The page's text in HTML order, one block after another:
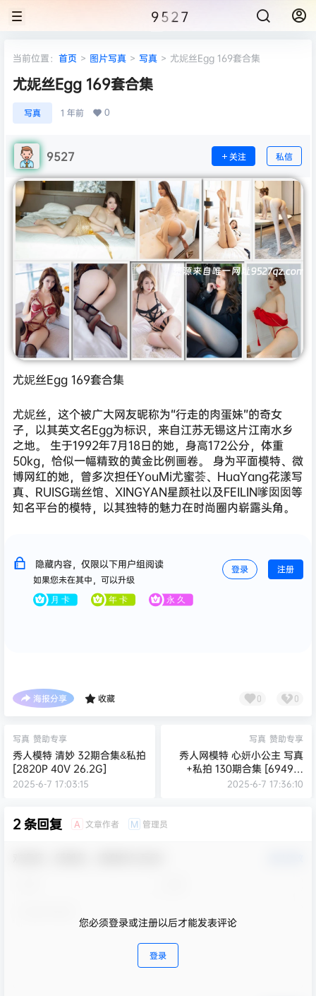
9527
当前位置： 首页 > 图片写真 > 写真 > 尤妮丝Egg 169套合集
尤妮丝Egg 169套合集
写真 1 年前 0
9527 关注 私信
尤妮丝Egg 169套合集
尤妮丝，这个被广大网友昵称为“行走的肉蛋妹”的奇女
子，以其英文名Egg为标识，来自江苏无锡这片江南水乡
之地。 生于1992年7月18日的她，身高172公分，体重
50kg，恰似一幅精致的黄金比例画卷。 身为平面模特、微
博网红的她，曾多次担任YouMi尤蜜荟、HuaYang花漾写
真、RUISG瑞丝馆、XINGYAN星颜社以及FEILIN嗲囡囡等
知名平台的模特，以其独特的魅力在时尚圈内崭露头角。
隐藏内容，仅限以下用户组阅读
如果您未在其中，可以升级
登录 注册
海报分享 收藏 0 0
写真 赞助专享
秀人模特 清妙 32期合集&私拍
[2820P 40V 26.2G]
2025-6-7 17:03:15
写真 赞助专享
秀人网模特 心妍小公主 写真
+私拍 130期合集 [6949张
16V 57G]
2025-6-7 17:36:10
2 条回复 A 文章作者 M 管理员
您必须登录或注册以后才能发表评论
登录